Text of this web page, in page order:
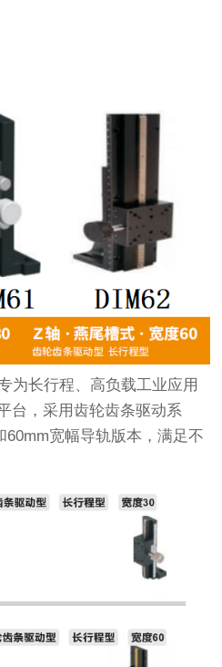
为长行程、高负载工业应用
台，采用齿轮齿条驱动系
60mm宽幅导轨版本，满足不